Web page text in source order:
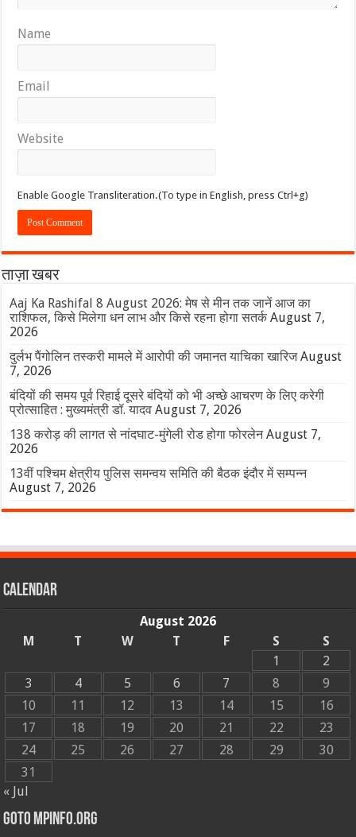
Name
Email
Website
Enable Google Transliteration.(To type in English, press Ctrl+g)
ताज़ा खबर
Aaj Ka Rashifal 8 August 2026: मेष से मीन तक जानें आज का
राशिफल, किसे मिलेगा धन लाभ और किसे रहना होगा सतर्क August 7,
2026
दुर्लभ पैंगोलिन तस्करी मामले में आरोपी की जमानत याचिका खारिज August
7, 2026
बंदियों की समय पूर्व रिहाई दूसरे बंदियों को भी अच्छे आचरण के लिए करेगी
प्रोत्साहित : मुख्यमंत्री डॉ. यादव August 7, 2026
138 करोड़ की लागत से नांदघाट-मुंगेली रोड होगा फोरलेन August 7,
2026
13वीं पश्चिम क्षेत्रीय पुलिस समन्वय समिति की बैठक इंदौर में सम्पन्न
August 7, 2026
Calendar
August 2026
M
T W T F S
S
1
2
3
4 5 6 7 8
9
10
11 12 13 14 15
16
17
18 19 20 21 22
23
24
25 26 27 28 29
30
31
« Jul
GOTO MPINFO.ORG